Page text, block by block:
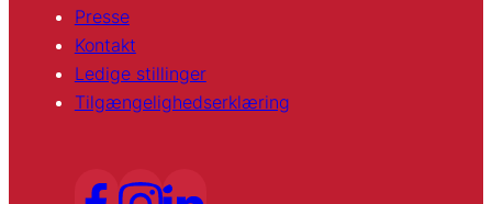
Presse
Kontakt
Ledige stillinger
Tilgængelighedserklæring